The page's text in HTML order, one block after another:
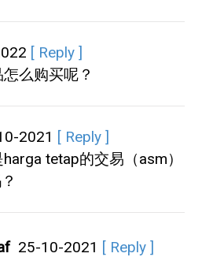
[ Reply ]
么购买呢？
2021
[ Reply ]
tetap的交易（asm）
25-10-2021
[ Reply ]